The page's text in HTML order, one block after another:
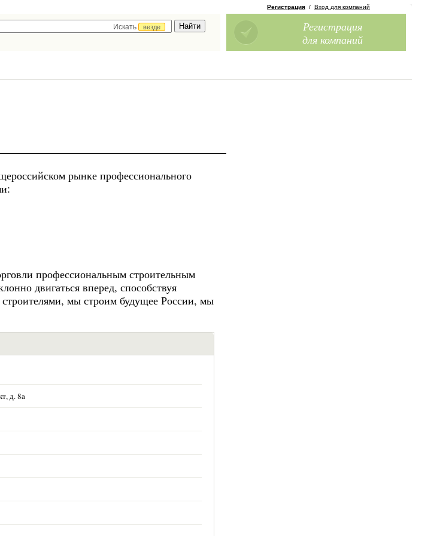
Искать
везде
Регистрация / Вход для компаний
Регистрация
для компаний
рынке профессионального
профессиональным строительным
двигаться вперед, способствуя
мы строим будущее России, мы
д. 8а